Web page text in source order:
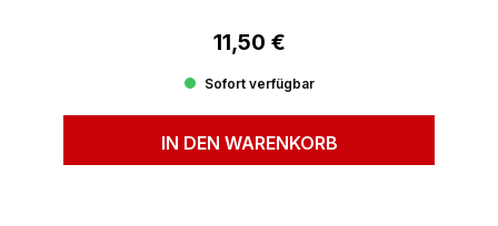
Regulärer Preis:
11,50 €
Sofort verfügbar
IN DEN WARENKORB